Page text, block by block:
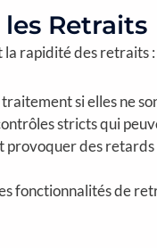
Retraits
la rapidité des retraits :
si elles ne
stricts qui
provoquer des
fonctionnalités de